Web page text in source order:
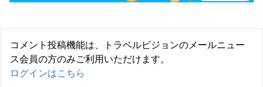
コメント投稿機能は、トラベルビジョンのメールニュー
ス会員の方のみご利用いただけます。
ログインはこちら